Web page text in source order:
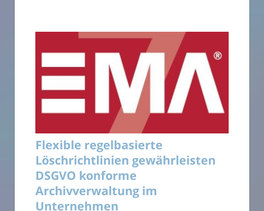
Flexible regelbasierte
Löschrichtlinien gewährleisten
DSGVO konforme
Archivverwaltung im
Unternehmen